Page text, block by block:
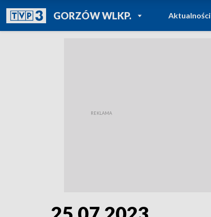
GORZÓW WLKP.POWRÓT DO
TVP REGIONY
Aktualności